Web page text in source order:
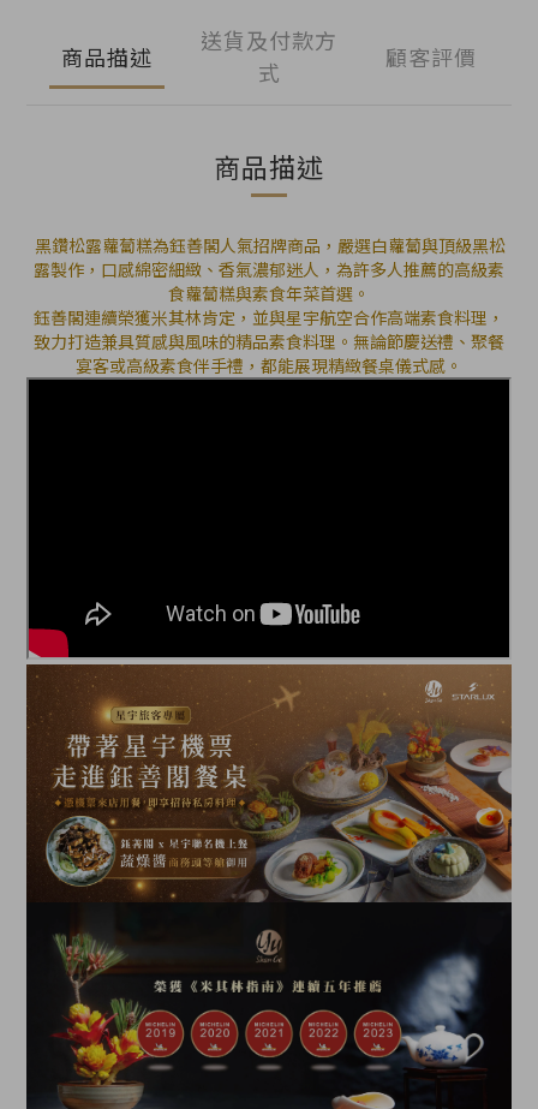
商品描述
送貨及付款方
式
顧客評價
商品描述
黑鑽松露蘿蔔糕為鈺善閣人氣招牌商品，嚴選白蘿蔔與頂級黑松
露製作，口感綿密細緻、香氣濃郁迷人，為許多人推薦的高級素
食蘿蔔糕與素食年菜首選。
鈺善閣連續榮獲米其林肯定，並與星宇航空合作高端素食料理，
致力打造兼具質感與風味的精品素食料理。無論節慶送禮、聚餐
宴客或高級素食伴手禮，都能展現精緻餐桌儀式感。